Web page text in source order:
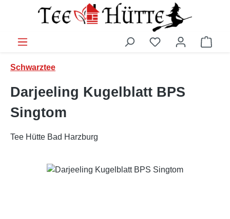
Zum Hauptinhalt springen
Schwarztee
Darjeeling Kugelblatt BPS
Singtom
Tee Hütte Bad Harzburg
Bildergalerie überspringen